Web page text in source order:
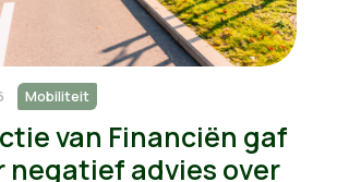
Mobiliteit
van Financiën gaf
negatief advies over